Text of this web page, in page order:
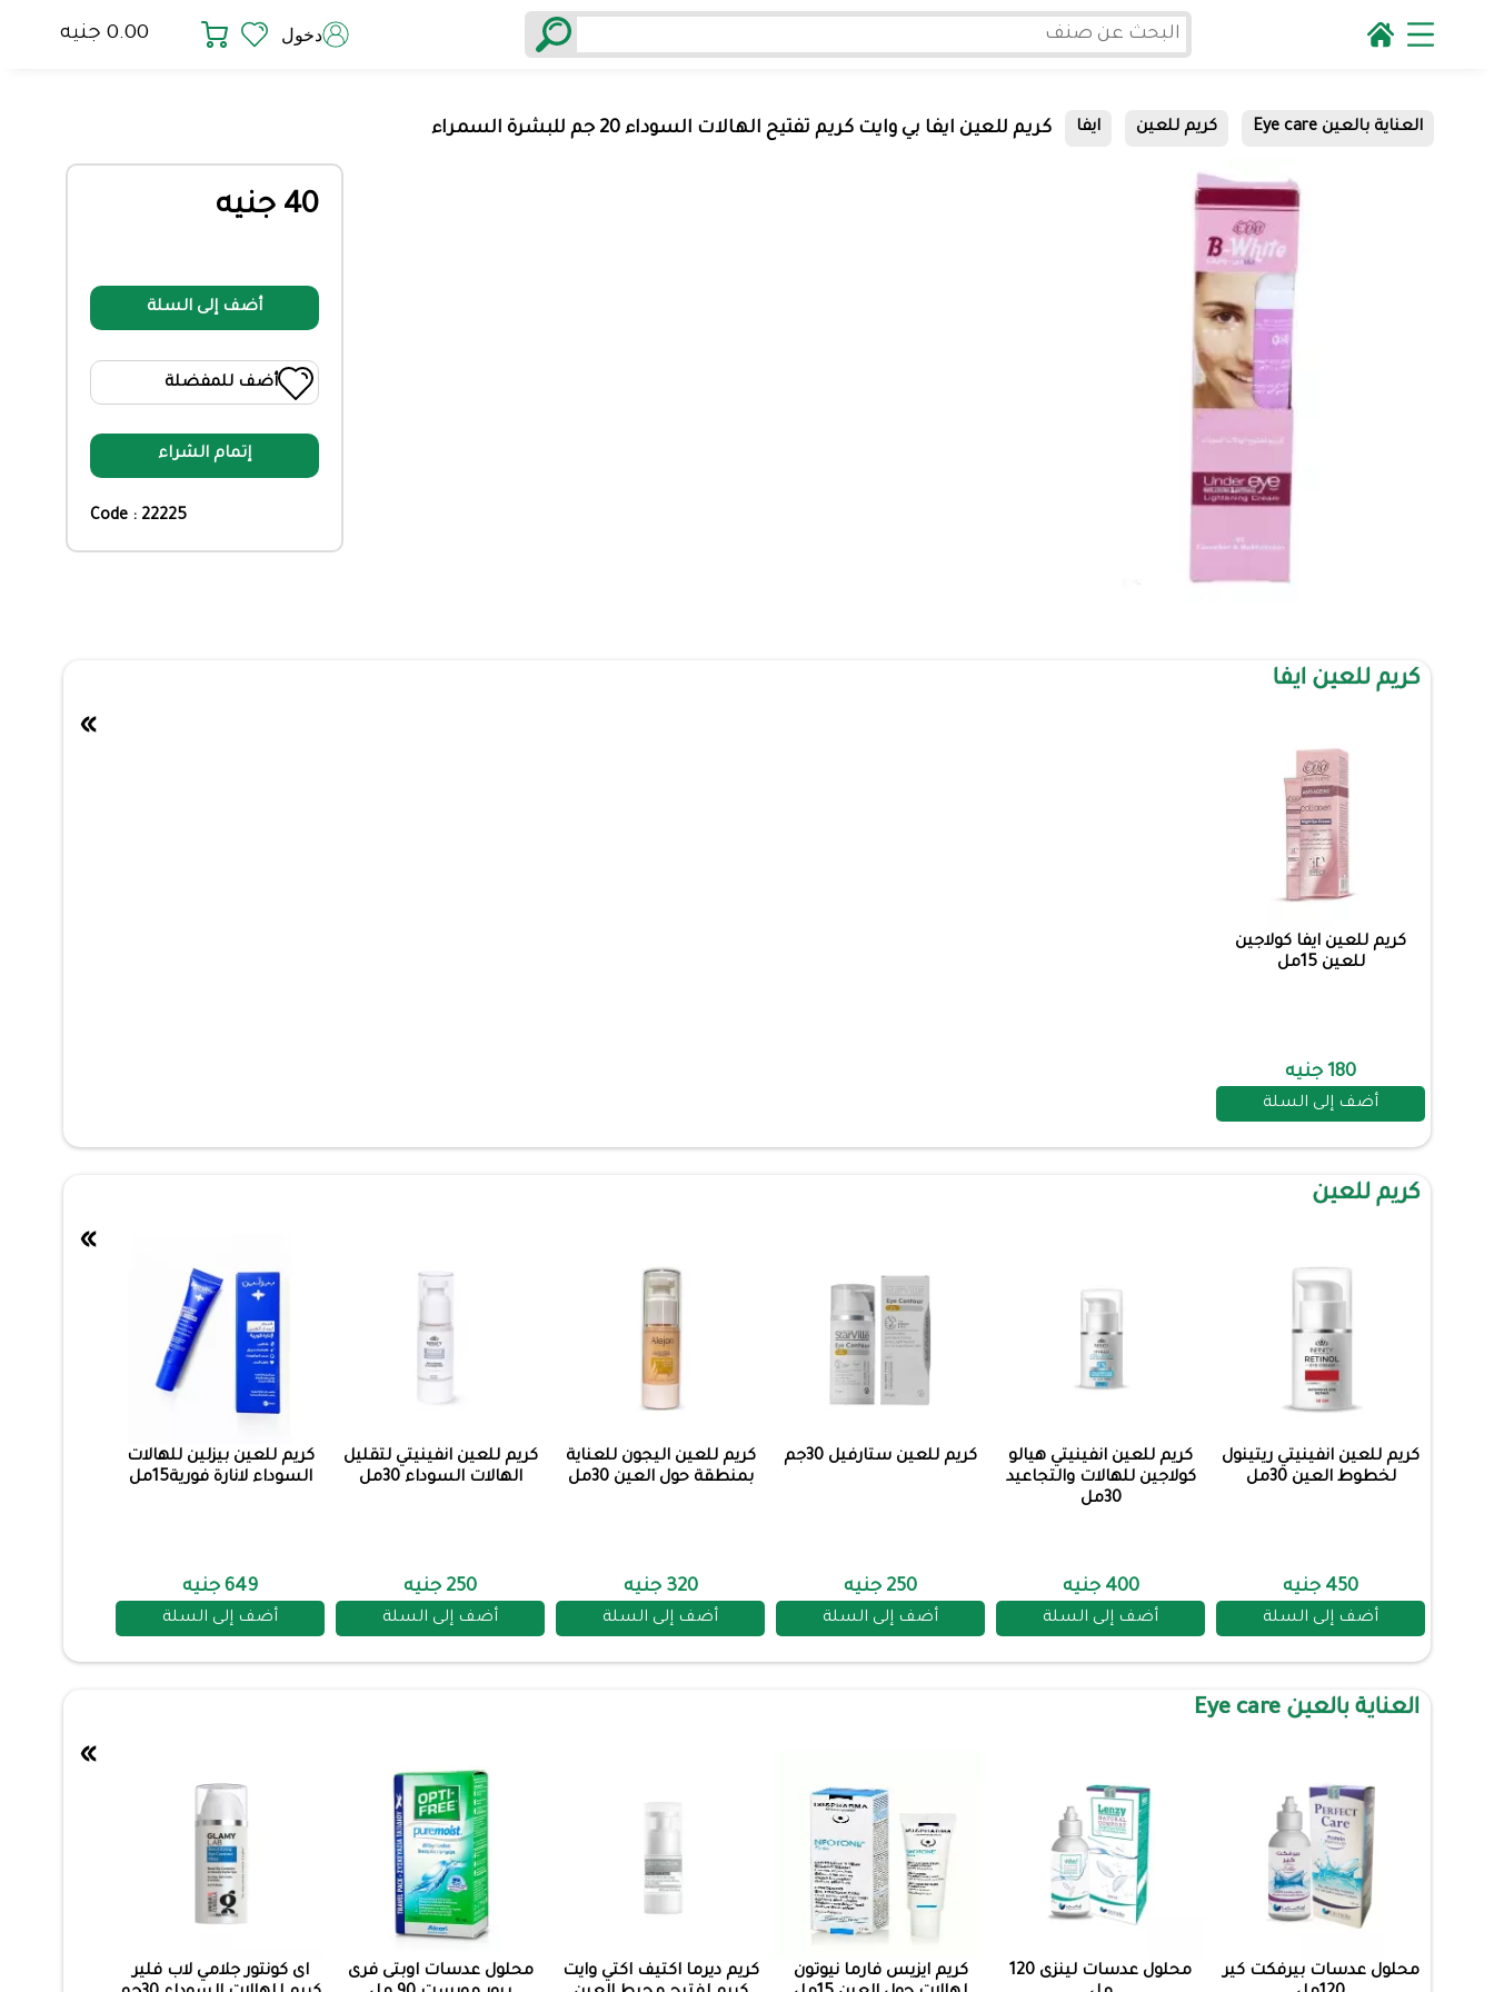
دخول 0.00 جنيه
العناية بالعين Eye care كريم للعين ايفا كريم للعين ايفا بي وايت كريم تفتيح الهالات السوداء 20 جم للبشرة السمراء
40 جنيه
أضف إلى السلة
أضف للمفضلة
إتمام الشراء
Code : 22225
كريم للعين ايفا
كريم للعين ايفا كولاجين
للعين 15مل
180 جنيه
أضف إلى السلة
»
كريم للعين
كريم للعين انفينيتي ريتينول
لخطوط العين 30مل
450 جنيه
أضف إلى السلة
كريم للعين انفينيتي هيالو
كولاجين للهالات والتجاعيد
30مل
400 جنيه
أضف إلى السلة
كريم للعين ستارفيل 30جم
250 جنيه
أضف إلى السلة
كريم للعين اليجون للعناية
بمنطقة حول العين 30مل
320 جنيه
أضف إلى السلة
كريم للعين انفينيتي لتقليل
الهالات السوداء 30مل
250 جنيه
أضف إلى السلة
كريم للعين بيزلين للهالات
السوداء لانارة فورية15مل
649 جنيه
أضف إلى السلة
»
العناية بالعين Eye care
محلول عدسات بيرفكت كير
محلول عدسات لينزى 120
كريم ايزيس فارما نيوتون
كريم ديرما اكتيف اكتي وايت
محلول عدسات اوبتى فرى
اى كونتور جلامي لاب فلير
»